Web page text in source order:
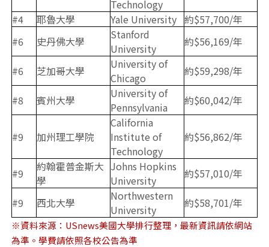
Technology
#4 耶魯大學 Yale University 約$57,700/年
#6
史丹佛大學
Stanford
University
約$56,169/年
#6 芝加哥大學
University of
Chicago
約$59,298/年
#8 賓州大學
University of
Pennsylvania
約$60,042/年
#9 加州理工學院
California
Institute of
Technology
約$56,862/年
#9
約翰霍普金斯大
學
Johns Hopkins
University
約$57,010/年
#9 西北大學
Northwestern
University
約$58,701/年
※資料來源：USnews美國大學排行整理，最新資訊請依網站
為準。學費請依照各校公告為準